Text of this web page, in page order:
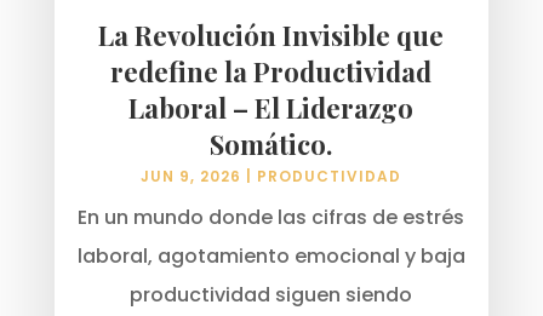
La Revolución Invisible que
redefine la Productividad
Laboral – El Liderazgo
Somático.
JUN 9, 2026 PRODUCTIVIDAD
En un mundo donde las cifras de estrés
laboral, agotamiento emocional y baja
productividad siguen siendo